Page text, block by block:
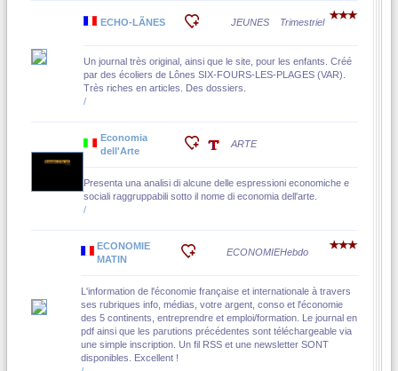
ECHO-LÃNES JEUNES Trimestriel
Un journal très original, ainsi que le site, pour les enfants. Créé
par des écoliers de Lônes SIX-FOURS-LES-PLAGES (VAR).
Très riches en articles. Des dossiers.
/
Economia
dell'Arte
ARTE
Presenta una analisi di alcune delle espressioni economiche e
sociali raggruppabili sotto il nome di economia dell'arte.
/
ECONOMIE
MATIN
ECONOMIEHebdo
L'information de l'économie française et internationale à travers
ses rubriques info, médias, votre argent, conso et l'économie
des 5 continents, entreprendre et emploi/formation. Le journal en
pdf ainsi que les parutions précédentes sont téléchargeable via
une simple inscription. Un fil RSS et une newsletter SONT
disponibles. Excellent !